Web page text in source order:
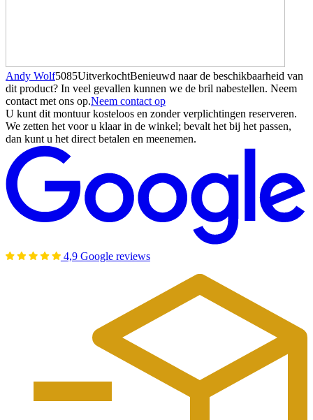
Andy Wolf5085UitverkochtBenieuwd naar de beschikbaarheid van
dit product? In veel gevallen kunnen we de bril nabestellen. Neem
contact met ons op.Neem contact op
U kunt dit montuur kosteloos en zonder verplichtingen reserveren.
We zetten het voor u klaar in de winkel; bevalt het bij het passen,
dan kunt u het direct betalen en meenemen.
4,9 Google reviews